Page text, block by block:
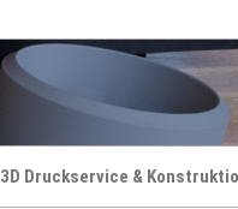
3D Druckservice &